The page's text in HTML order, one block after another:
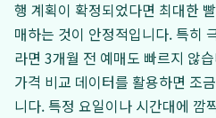
행 계획이 확정되었다면 최대한
매하는 것이 안정적입니다. 특히
라면 3개월 전 예매도 빠르지 않
가격 비교 데이터를 활용하면 조
니다. 특정 요일이나 시간대에 깜